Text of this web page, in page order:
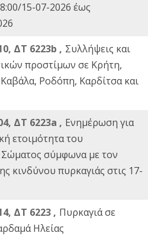
15-07-2026 έως
ΔΤ 6223b , Συλλήψεις και
προστίμων σε Κρήτη,
Καβάλα, Ροδόπη, Καρδίτσα και
ΔΤ 6223a , Ενημέρωση για
ετοιμότητα του
σύμφωνα με τον
κινδύνου πυρκαγιάς στις 17-
ΔΤ 6223 , Πυρκαγιά σε
Ηλείας